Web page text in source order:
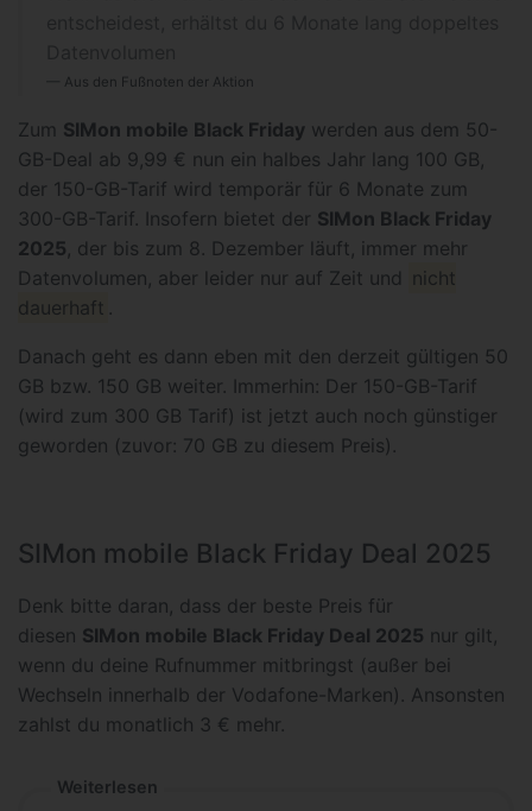
Aus den Fußnoten der Aktion
Zum SIMon mobile Black Friday werden aus dem 50-
GB-Deal ab 9,99 € nun ein halbes Jahr lang 100 GB,
der 150-GB-Tarif wird temporär für 6 Monate zum
300-GB-Tarif. Insofern bietet der SIMon Black Friday
2025, der bis zum 8. Dezember läuft, immer mehr
Datenvolumen, aber leider nur auf Zeit und nicht
dauerhaft .
Danach geht es dann eben mit den derzeit gültigen 50
GB bzw. 150 GB weiter. Immerhin: Der 150-GB-Tarif
(wird zum 300 GB Tarif) ist jetzt auch noch günstiger
geworden (zuvor: 70 GB zu diesem Preis).
SIMon mobile Black Friday Deal 2025
Denk bitte daran, dass der beste Preis für
diesen SIMon mobile Black Friday Deal 2025 nur gilt,
wenn du deine Rufnummer mitbringst (außer bei
Wechseln innerhalb der Vodafone-Marken). Ansonsten
zahlst du monatlich 3 € mehr.
Weiterlesen